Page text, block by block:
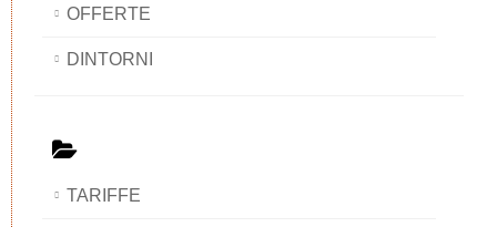
OFFERTE
DINTORNI
TARIFFE